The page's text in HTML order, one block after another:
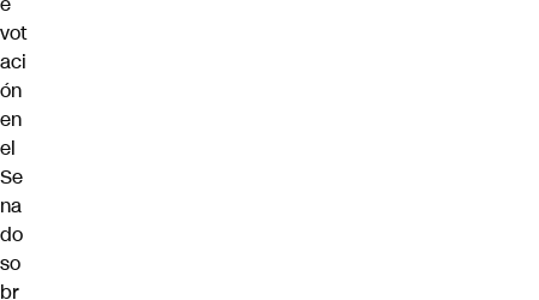
vot
aci
ón
en
el
Se
na
do
so
br